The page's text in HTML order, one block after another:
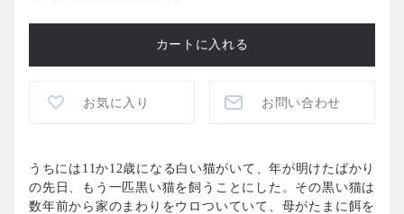
お気に入り お問い合わせ
うちには11か12歳になる白い猫がいて、年が明けたばかり
の先日、もう一匹黒い猫を飼うことにした。その黒い猫は
数年前から家のまわりをウロついていて、母がたまに餌を